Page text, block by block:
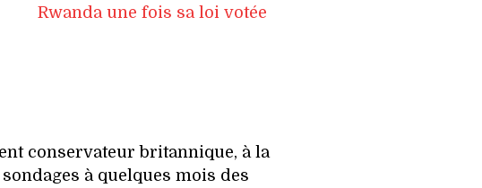
Rwanda une fois sa loi votée
conservateur britannique, à la
à quelques mois des